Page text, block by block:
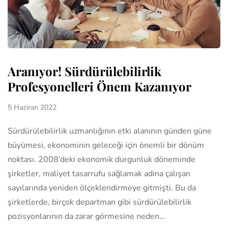
Aranıyor! Sürdürülebilirlik
Profesyonelleri Önem Kazanıyor
5 Haziran 2022
Sürdürülebilirlik uzmanlığının etki alanının günden güne
büyümesi, ekonominin geleceği için önemli bir dönüm
noktası. 2008’deki ekonomik durgunluk döneminde
şirketler, maliyet tasarrufu sağlamak adına çalışan
sayılarında yeniden ölçeklendirmeye gitmişti. Bu da
şirketlerde, birçok departman gibi sürdürülebilirlik
pozisyonlarının da zarar görmesine neden…